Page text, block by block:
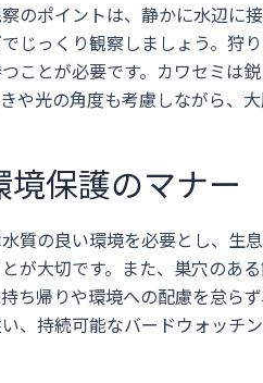
のポイントは、静かに水辺に
じっくり観察しましょう。狩
ことが必要です。カワセミは
や光の角度も考慮しながら、
境保護のマナー
質の良い環境を必要とし、生
が大切です。また、巣穴のあ
ち帰りや環境への配慮を怠ら
、持続可能なバードウォッチ